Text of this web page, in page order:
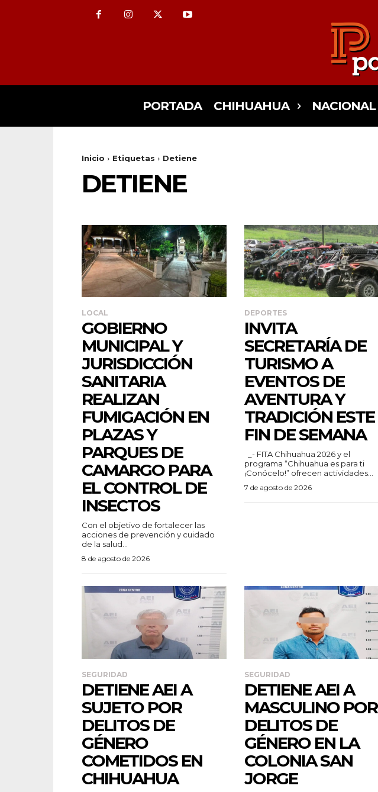
PORTADA CHIHUAHUA NACIONAL
Inicio Etiquetas Detiene
DETIENE
LOCAL
GOBIERNO
MUNICIPAL Y
JURISDICCIÓN
SANITARIA
REALIZAN
FUMIGACIÓN EN
PLAZAS Y
PARQUES DE
CAMARGO PARA
EL CONTROL DE
INSECTOS
Con el objetivo de fortalecer las
acciones de prevención y cuidado
de la salud...
8 de agosto de 2026
DEPORTES
INVITA
SECRETARÍA DE
TURISMO A
EVENTOS DE
AVENTURA Y
TRADICIÓN ESTE
FIN DE SEMANA
programa “Chihuahua es para ti
¡Conócelo!” ofrecen actividades...
7 de agosto de 2026
SEGURIDAD
DETIENE AEI A
SUJETO POR
DELITOS DE
GÉNERO
COMETIDOS EN
CHIHUAHUA
SEGURIDAD
DETIENE AEI A
MASCULINO POR
DELITOS DE
GÉNERO EN LA
COLONIA SAN
JORGE